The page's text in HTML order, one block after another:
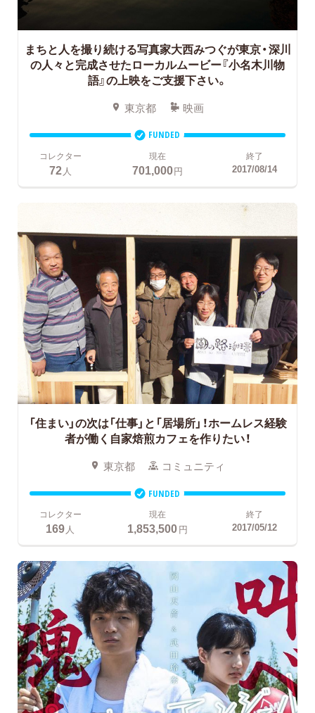
まちと人を撮り続ける写真家大西みつぐが東京・深川
の人々と完成させたローカルムービー『小名木川物
語』の上映をご支援下さい。
東京都 映画
FUNDED
コレクター
72人
現在
701,000円
終了
2017/08/14
「住まい」の次は「仕事」と「居場所」！ホームレス経験
者が働く自家焙煎カフェを作りたい！
東京都 コミュニティ
FUNDED
コレクター
169人
現在
1,853,500円
終了
2017/05/12